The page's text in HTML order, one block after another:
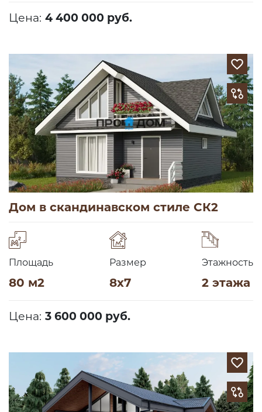
Цена: 4 400 000 руб.
Дом в скандинавском стиле СК2
Площадь
80 м2
Размер
8х7
Этажность
2 этажа
Цена: 3 600 000 руб.